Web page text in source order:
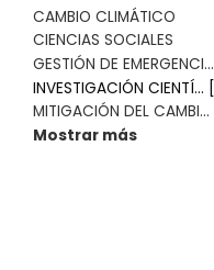
CAMBIO CLIMÁTICO
CIENCIAS SOCIALES
GESTIÓN DE EMERGENCI...
INVESTIGACIÓN CIENTÍ... [
MITIGACIÓN DEL CAMBI...
Mostrar más